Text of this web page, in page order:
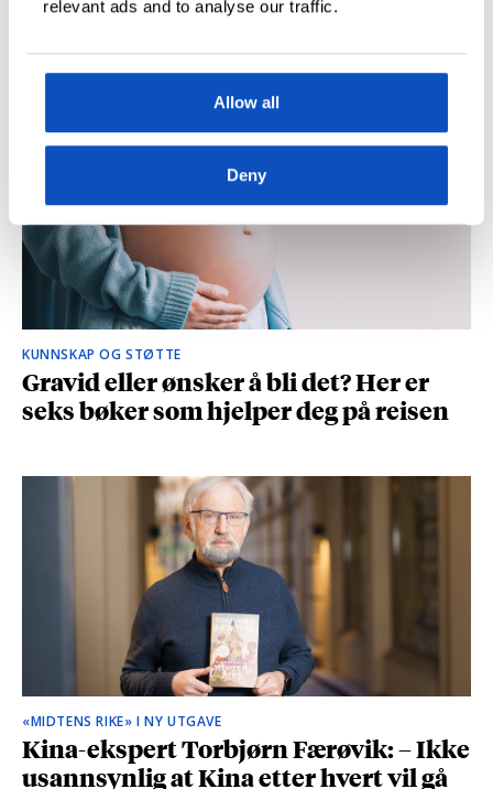
relevant ads and to analyse our traffic.
Allow all
Deny
og spionasje ble helt uinteressant i
KUNNSKAP OG STØTTE
Gravid eller ønsker å bli det? Her er
seks bøker som hjelper deg på reisen
«MIDTENS RIKE» I NY UTGAVE
Kina-ekspert Torbjørn Færøvik: – Ikke
usannsynlig at Kina etter hvert vil gå